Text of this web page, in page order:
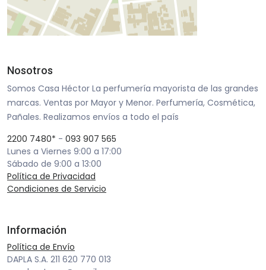
Nosotros
Somos Casa Héctor La perfumería mayorista de las grandes
marcas. Ventas por Mayor y Menor. Perfumería, Cosmética,
Pañales. Realizamos envíos a todo el país
2200 7480* - 093 907 565
Lunes a Viernes 9:00 a 17:00
Sábado de 9:00 a 13:00
Política de Privacidad
Condiciones de Servicio
Información
Política de Envío
DAPLA S.A. 211 620 770 013